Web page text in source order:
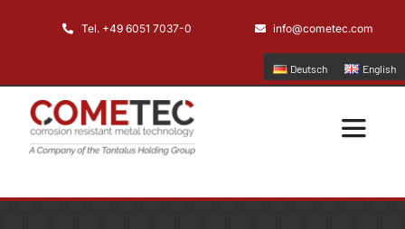
Tel. +49 6051 7037-0 info@cometec.com
Deutsch English
Toggle
Home